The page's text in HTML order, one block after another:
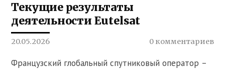
Текущие результаты
деятельности Eutelsat
20.05.2026 0 комментариев
Французский глобальный спутниковый оператор –